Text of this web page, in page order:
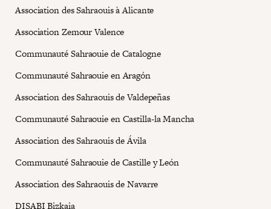
Association des Sahraouis à Alicante
Association Zemour Valence
Communauté Sahraouie de Catalogne
Communauté Sahraouie en Aragón
Association des Sahraouis de Valdepeñas
Communauté Sahraouie en Castilla-la Mancha
Association des Sahraouis de Ávila
Communauté Sahraouie de Castille y León
Association des Sahraouis de Navarre
DISABI Bizkaia